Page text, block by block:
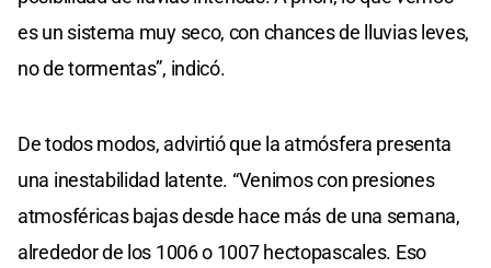
es un sistema muy seco, con chances de lluvias leves,
no de tormentas”, indicó.
De todos modos, advirtió que la atmósfera presenta
una inestabilidad latente. “Venimos con presiones
atmosféricas bajas desde hace más de una semana,
alrededor de los 1006 o 1007 hectopascales. Eso